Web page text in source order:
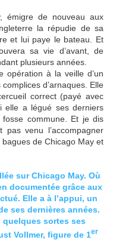
émigre de nouveau aux
la répudie de sa
et lui paye le bateau. Et
sa vie d’avant, de
plusieurs années.
opération à la veille d’un
d’arnaques. Elle
correct (payé avec
elle a légué ses derniers
commune. Et je dis
pas venu l’accompagner
de Chicago May et
sur Chicago May. Où
documentée grâce aux
Elle a à l’appui, un
ses dernières années.
quelques sortes ses
Vollmer, figure de 1er